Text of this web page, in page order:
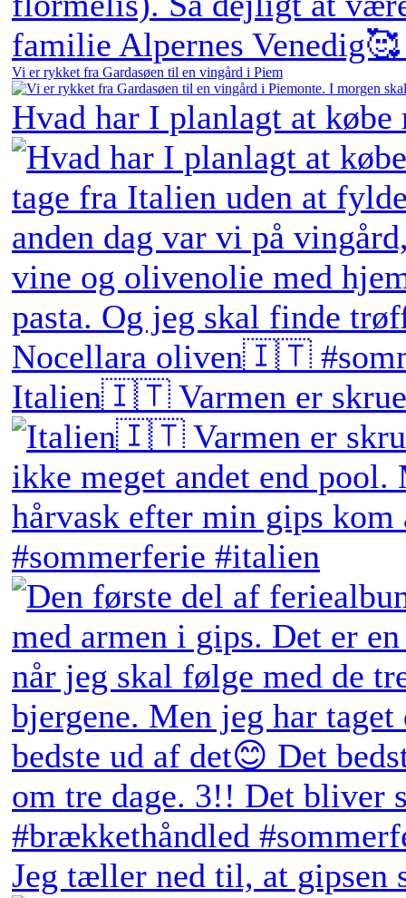
Vi er rykket fra Gardasøen til en vingård i Piem
Hvad har I planlagt at
Italien🇮🇹 Varmen er
Jeg tæller ned til, at gipsen